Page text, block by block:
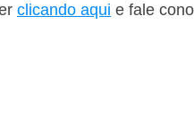
clicando aqui e fale